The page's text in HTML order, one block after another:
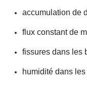
accumulation de
flux constant de
fissures dans les
humidité dans